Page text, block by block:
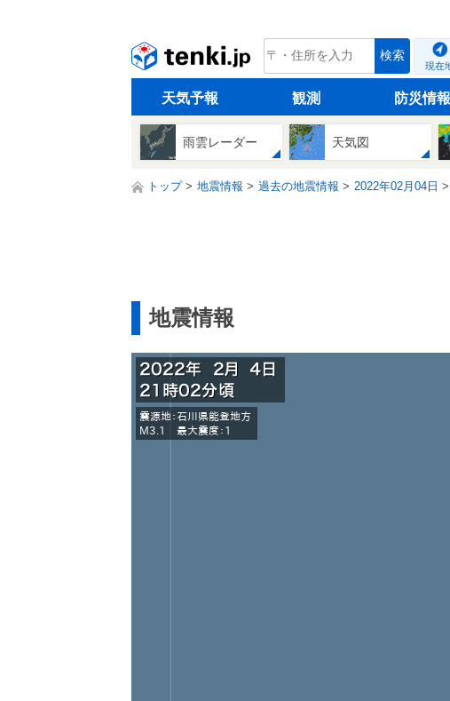
tenki.jp 検索
現在
天気予報 観測 防災情報
雨雲レーダー 天気図
トップ 地震情報 過去の地震情報 2022年02月04日
地震情報